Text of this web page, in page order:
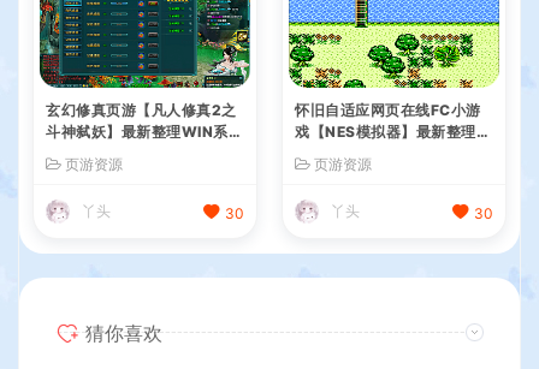
玄幻修真页游【凡人修真2之
斗神弑妖】最新整理WIN系服
务端+GM工具+详细搭建教程
+外网教程
页游资源
丫头 30
怀旧自适应网页在线FC小游
戏【NES模拟器】最新整理W
IN系服务端+Linux手工服务
端+管理后台+支持手柄+存档
页游资源
丫头 30
猜你喜欢